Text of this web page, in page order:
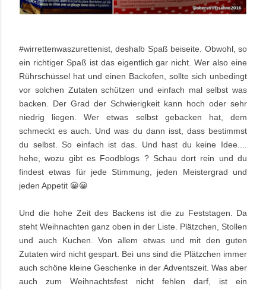
#wirrettenwaszurettenist, deshalb Spaß beiseite. Obwohl, so
ein richtiger Spaß ist das eigentlich gar nicht. Wer also eine
Rührschüssel hat und einen Backofen, sollte sich unbedingt
vor solchen Zutaten schützen und einfach mal selbst was
backen. Der Grad der Schwierigkeit kann hoch oder sehr
niedrig liegen. Wer etwas selbst gebacken hat, dem
schmeckt es auch. Und was du dann isst, dass bestimmst
du selbst. So einfach ist das. Und hast du keine Idee....
hehe, wozu gibt es Foodblogs ? Schau dort rein und du
findest etwas für jede Stimmung, jeden Meistergrad und
jeden Appetit 😀😀
Und die hohe Zeit des Backens ist die zu Feststagen. Da
steht Weihnachten ganz oben in der Liste. Plätzchen, Stollen
und auch Kuchen. Von allem etwas und mit den guten
Zutaten wird nicht gespart. Bei uns sind die Plätzchen immer
auch schöne kleine Geschenke in der Adventszeit. Was aber
auch zum Weihnachtsfest nicht fehlen darf, ist ein